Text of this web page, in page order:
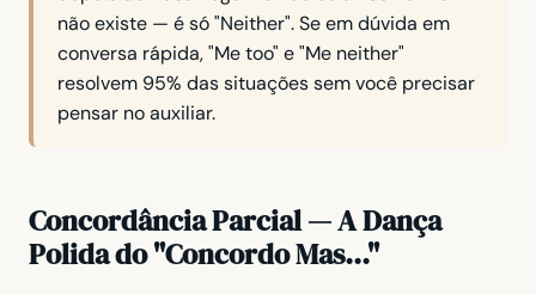
não existe — é só"Neither". Se em dúvida em
conversa rápida,"Me too" e"Me neither"
resolvem 95% das situações sem você precisar
pensar no auxiliar.
Concordância Parcial — A Dança
Polida do "Concordo Mas..."